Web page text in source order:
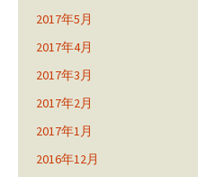
2017年5月
2017年4月
2017年3月
2017年2月
2017年1月
2016年12月